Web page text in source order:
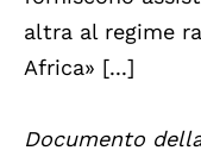
altra al regime
Africa» [...]
Documento